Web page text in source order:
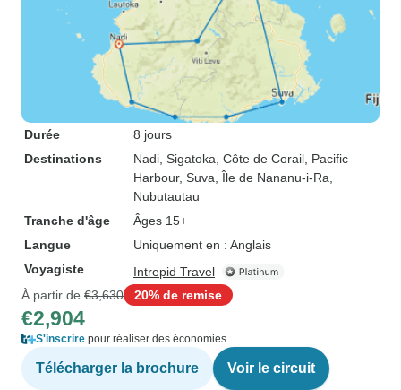
Durée
8 jours
Destinations
Nadi , Sigatoka , Côte de Corail , Pacific
Harbour, Suva , Île de Nananu-i-Ra
Nubutautau
Tranche d'âge
Âges 15+
Langue
Uniquement en : Anglais
Voyagiste
Intrepid Travel
À partir de €3,630 20% de remise
€2,904
S'inscrire pour réaliser des économies
Télécharger la brochure Voir le circuit